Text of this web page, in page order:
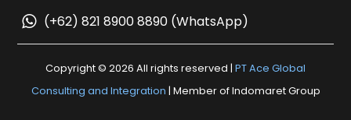
(+62) 821 8900 8890 (WhatsApp)
Copyright © 2026 All rights reserved | PT Ace Global
Consulting and Integration | Member of Indomaret Group